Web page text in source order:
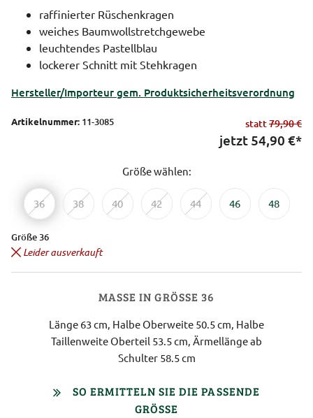
raffinierter Rüschenkragen
weiches Baumwollstretchgewebe
leuchtendes Pastellblau
lockerer Schnitt mit Stehkragen
Hersteller/Importeur gem. Produktsicherheitsverordnung
Artikelnummer: 11-3085 statt79,90 €
jetzt 54,90 €*
Größe wählen:
36 38 40 42 44 46 48
Größe 36
Leider ausverkauft
MASSE IN GRÖSSE 36
Länge 63 cm, Halbe Oberweite 50.5 cm, Halbe
Taillenweite Oberteil 53.5 cm, Ärmellänge ab
Schulter 58.5 cm
SO ERMITTELN SIE DIE PASSENDE
GRÖSSE